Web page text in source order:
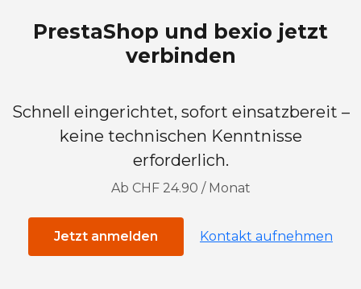
PrestaShop und bexio jetzt
verbinden
Schnell eingerichtet, sofort einsatzbereit –
keine technischen Kenntnisse
erforderlich.
Ab CHF 24.90 / Monat
Jetzt anmelden Kontakt aufnehmen